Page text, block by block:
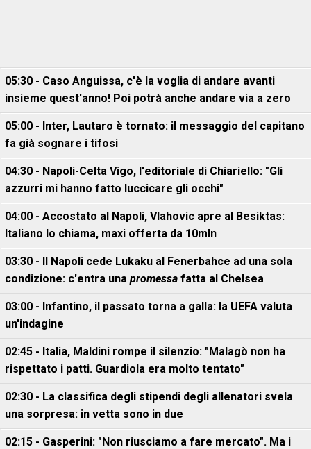
05:30 - Caso Anguissa, c'è la voglia di andare avanti
insieme quest'anno! Poi potrà anche andare via a zero
05:00 - Inter, Lautaro è tornato: il messaggio del capitano
fa già sognare i tifosi
04:30 - Napoli-Celta Vigo, l'editoriale di Chiariello: "Gli
azzurri mi hanno fatto luccicare gli occhi"
04:00 - Accostato al Napoli, Vlahovic apre al Besiktas:
Italiano lo chiama, maxi offerta da 10mln
03:30 - Il Napoli cede Lukaku al Fenerbahce ad una sola
condizione: c'entra una promessa fatta al Chelsea
03:00 - Infantino, il passato torna a galla: la UEFA valuta
un'indagine
02:45 - Italia, Maldini rompe il silenzio: "Malagò non ha
rispettato i patti. Guardiola era molto tentato"
02:30 - La classifica degli stipendi degli allenatori svela
una sorpresa: in vetta sono in due
02:15 - Gasperini: "Non riusciamo a fare mercato". Ma i